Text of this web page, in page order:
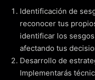
Identificación de
reconocer tus
identificar los
afectando tus
Desarrollo de
Implementarás